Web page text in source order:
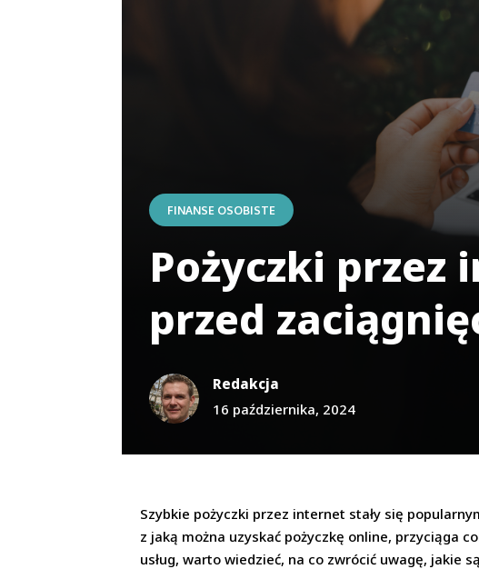
FINANSE OSOBISTE
Pożyczki przez
przed
Redakcja
16 października, 2024
Szybkie pożyczki przez internet stały się
z jaką można uzyskać pożyczkę online, przyciąga
usług, warto wiedzieć, na co zwrócić uwagę, jakie